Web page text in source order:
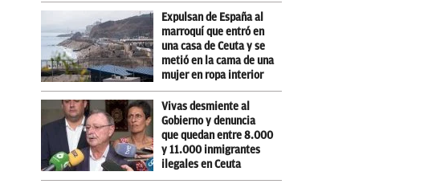
Expulsan de España al
marroquí que entró en
una casa de Ceuta y se
metió en la cama de una
mujer en ropa interior
Vivas desmiente al
Gobierno y denuncia
que quedan entre 8.000
y 11.000 inmigrantes
ilegales en Ceuta